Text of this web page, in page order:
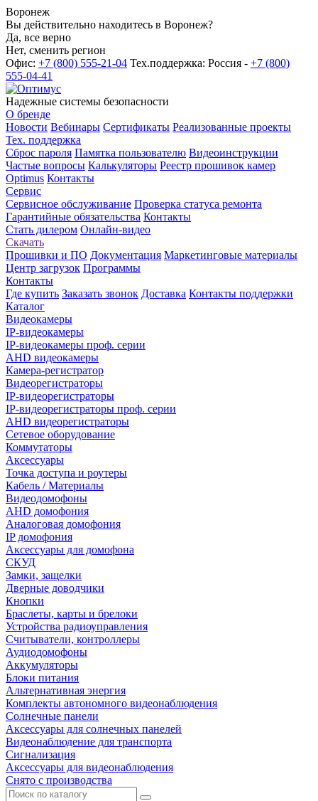
Воронеж
Вы действительно находитесь в Воронеж?
Да, все верно
Нет, сменить регион
Офис: +7 (800) 555-21-04 Тех.поддержка: Россия - +7 (800)
555-04-41
Надежные системы безопасности
О бренде
Новости Вебинары Сертификаты Реализованные проекты
Тех. поддержка
Сброс пароля Памятка пользователю Видеоинструкции
Частые вопросы Калькуляторы Реестр прошивок камер
Optimus Контакты
Сервис
Сервисное обслуживание Проверка статуса ремонта
Гарантийные обязательства Контакты
Стать дилером Онлайн-видео
Скачать
Прошивки и ПО Документация Маркетинговые материалы
Центр загрузок Программы
Контакты
Где купить Заказать звонок Доставка Контакты поддержки
Каталог
Видеокамеры
IP-видеокамеры
IP-видеокамеры проф. серии
AHD видеокамеры
Камера-регистратор
Видеорегистраторы
IP-видеорегистраторы
IP-видеорегистраторы проф. серии
AHD видеорегистраторы
Сетевое оборудование
Коммутаторы
Аксессуары
Точка доступа и роутеры
Кабель / Материалы
Видеодомофоны
AHD домофония
Аналоговая домофония
IP домофония
Аксессуары для домофона
СКУД
Замки, защелки
Дверные доводчики
Кнопки
Браслеты, карты и брелоки
Устройства радиоуправления
Считыватели, контроллеры
Аудиодомофоны
Аккумуляторы
Блоки питания
Альтернативная энергия
Комплекты автономного видеонаблюдения
Солнечные панели
Аксессуары для солнечных панелей
Видеонаблюдение для транспорта
Сигнализация
Аксессуары для видеонаблюдения
Снято с производства